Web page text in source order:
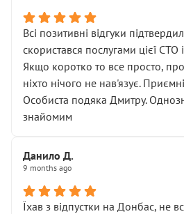
Всі позитивні відгуки
скористався послугами цієї
Якщо коротко то все просто,
ніхто нічого не нав'язує.
Особиста подяка Дмитру.
знайомим
Данило Д.
9 months ago
Їхав з відпустки на Донбас, не